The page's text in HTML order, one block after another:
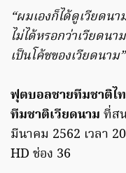
“ผมเองก็ได้ดูเวียดน
ไม่ได้หรอกว่าเวียดน
เป็นโค้ชของเวียดนาม”
ฟุตบอลชายทีมชาติไ
ทีมชาติเวียดนาม ที่ส
มีนาคม 2562 เวลา
HD ช่อง 36